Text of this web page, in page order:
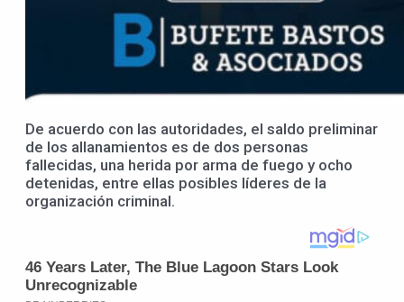
De acuerdo con las autoridades, el saldo preliminar
de los allanamientos es de dos personas
fallecidas, una herida por arma de fuego y ocho
detenidas, entre ellas posibles líderes de la
organización criminal.